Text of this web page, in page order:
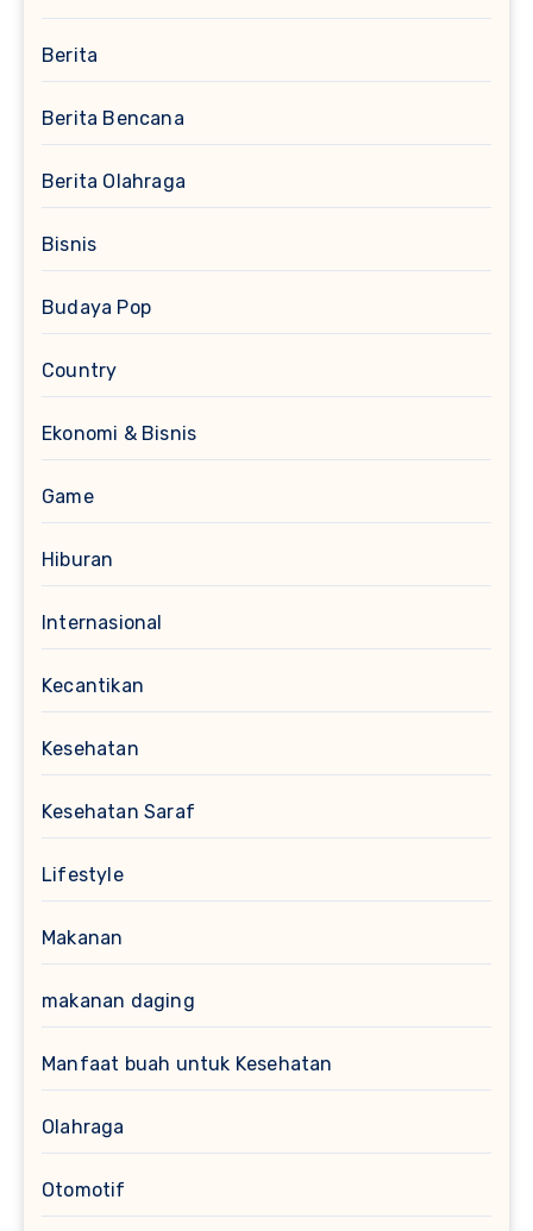
Berita
Berita Bencana
Berita Olahraga
Bisnis
Budaya Pop
Country
Ekonomi & Bisnis
Game
Hiburan
Internasional
Kecantikan
Kesehatan
Kesehatan Saraf
Lifestyle
Makanan
makanan daging
Manfaat buah untuk Kesehatan
Olahraga
Otomotif